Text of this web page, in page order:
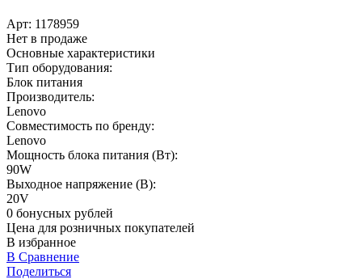
Арт: 1178959
Нет в продаже
Основные характеристики
Тип оборудования:
Блок питания
Производитель:
Lenovo
Совместимость по бренду:
Lenovo
Мощность блока питания (Вт):
90W
Выходное напряжение (В):
20V
0 бонусных рублей
Цена для розничных покупателей
В избранное
В Сравнение
Поделиться